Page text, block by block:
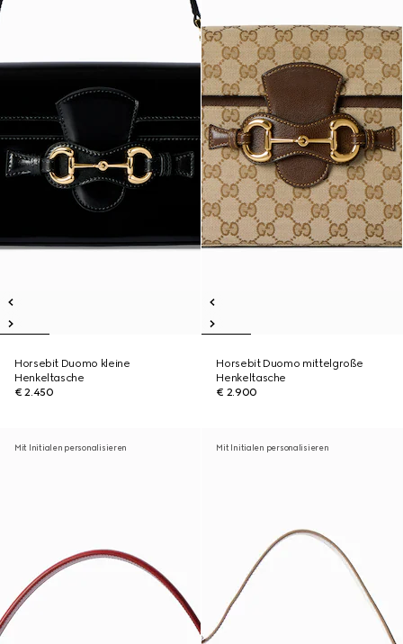
Horsebit Duomo kleine
Henkeltasche
€ 2.450
Horsebit Duomo mittelgroße
Henkeltasche
€ 2.900
Mit Initialen personalisieren Mit Initialen personalisieren